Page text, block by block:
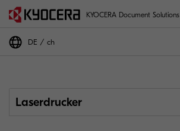
KYOCERA Document Solutions
DE ch
Laserdrucker